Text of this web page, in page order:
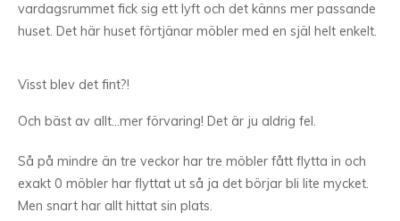
vardagsrummet fick sig ett lyft och det känns mer passande
huset. Det här huset förtjänar möbler med en själ helt enkelt.
Visst blev det fint?!
Och bäst av allt…mer förvaring! Det är ju aldrig fel.
Så på mindre än tre veckor har tre möbler fått flytta in och
exakt 0 möbler har flyttat ut så ja det börjar bli lite mycket.
Men snart har allt hittat sin plats.